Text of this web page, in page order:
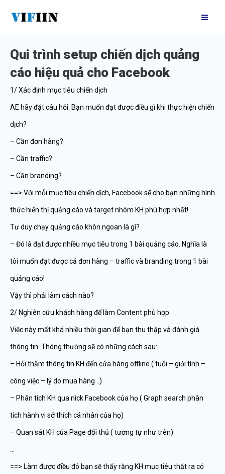
nội
dungQui trình setup chiến dịch quảng
cáo hiệu quả cho Facebook
1/ Xác định mục tiêu chiến dịch
AE hãy đặt câu hỏi: Bạn muốn đạt được điều gì khi thực hiện chiến
dịch?
– Cần đơn hàng?
– Cần traffic?
– Cần branding?
==> Với mỗi mục tiêu chiến dịch, Facebook sẽ cho bạn những hình
thức hiển thị quảng cáo và target nhóm KH phù hợp nhất!
Tư duy chạy quảng cáo khôn ngoan là gì?
– Đó là đạt được nhiều mục tiêu trong 1 bài quảng cáo. Nghĩa là
tôi muốn đạt được cả đơn hàng – traffic và branding trong 1 bài
quảng cáo!
Vậy thì phải làm cách nào?
2/ Nghiên cứu khách hàng để làm Content phù hợp
Việc này mất khá nhiều thời gian để bạn thu thập và đánh giá
thông tin. Thông thường sẽ có những cách sau:
– Hỏi thăm thông tin KH đến cửa hàng offline ( tuổi – giới tính –
công việc – lý do mua hàng ..)
– Phân tích KH qua nick Facebook của họ ( Graph search phân
tích hành vi sở thích cá nhân của họ)
– Quan sát KH của Page đối thủ ( tương tự như trên)
==> Làm được điều đó bạn sẽ thấy rằng KH mục tiêu thật ra có